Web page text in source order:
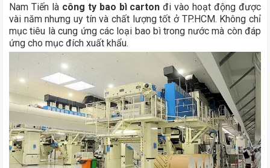
Nam Tiến là công ty bao bì carton đi vào hoạt động được
vài năm nhưng uy tín và chất lượng tốt ở TP.HCM. Không chỉ
mục tiêu là cung ứng các loại bao bì trong nước mà còn đáp
ứng cho mục đích xuất khẩu.